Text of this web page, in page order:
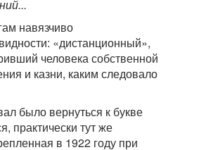
навязчиво
«дистанционный»,
человека собственной
и казни, каким следовало
было вернуться к букве
практически тут же
в 1922 году при